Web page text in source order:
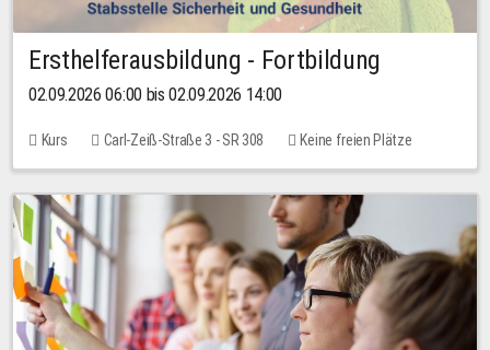
Ersthelferausbildung - Fortbildung
02.09.2026 06:00 bis 02.09.2026 14:00
Kurs Carl-Zeiß-Straße 3 - SR 308 Keine freien Plätze